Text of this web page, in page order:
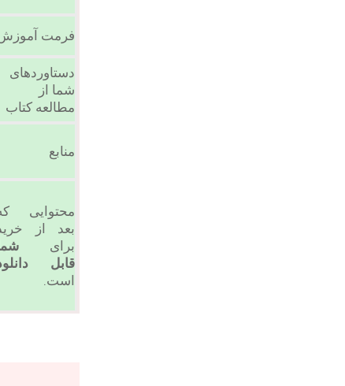
فرمت
دستاوردهای
شما از
مطالعه کتاب
منابع
محتوایی
بعد از
برای
قابل
است.